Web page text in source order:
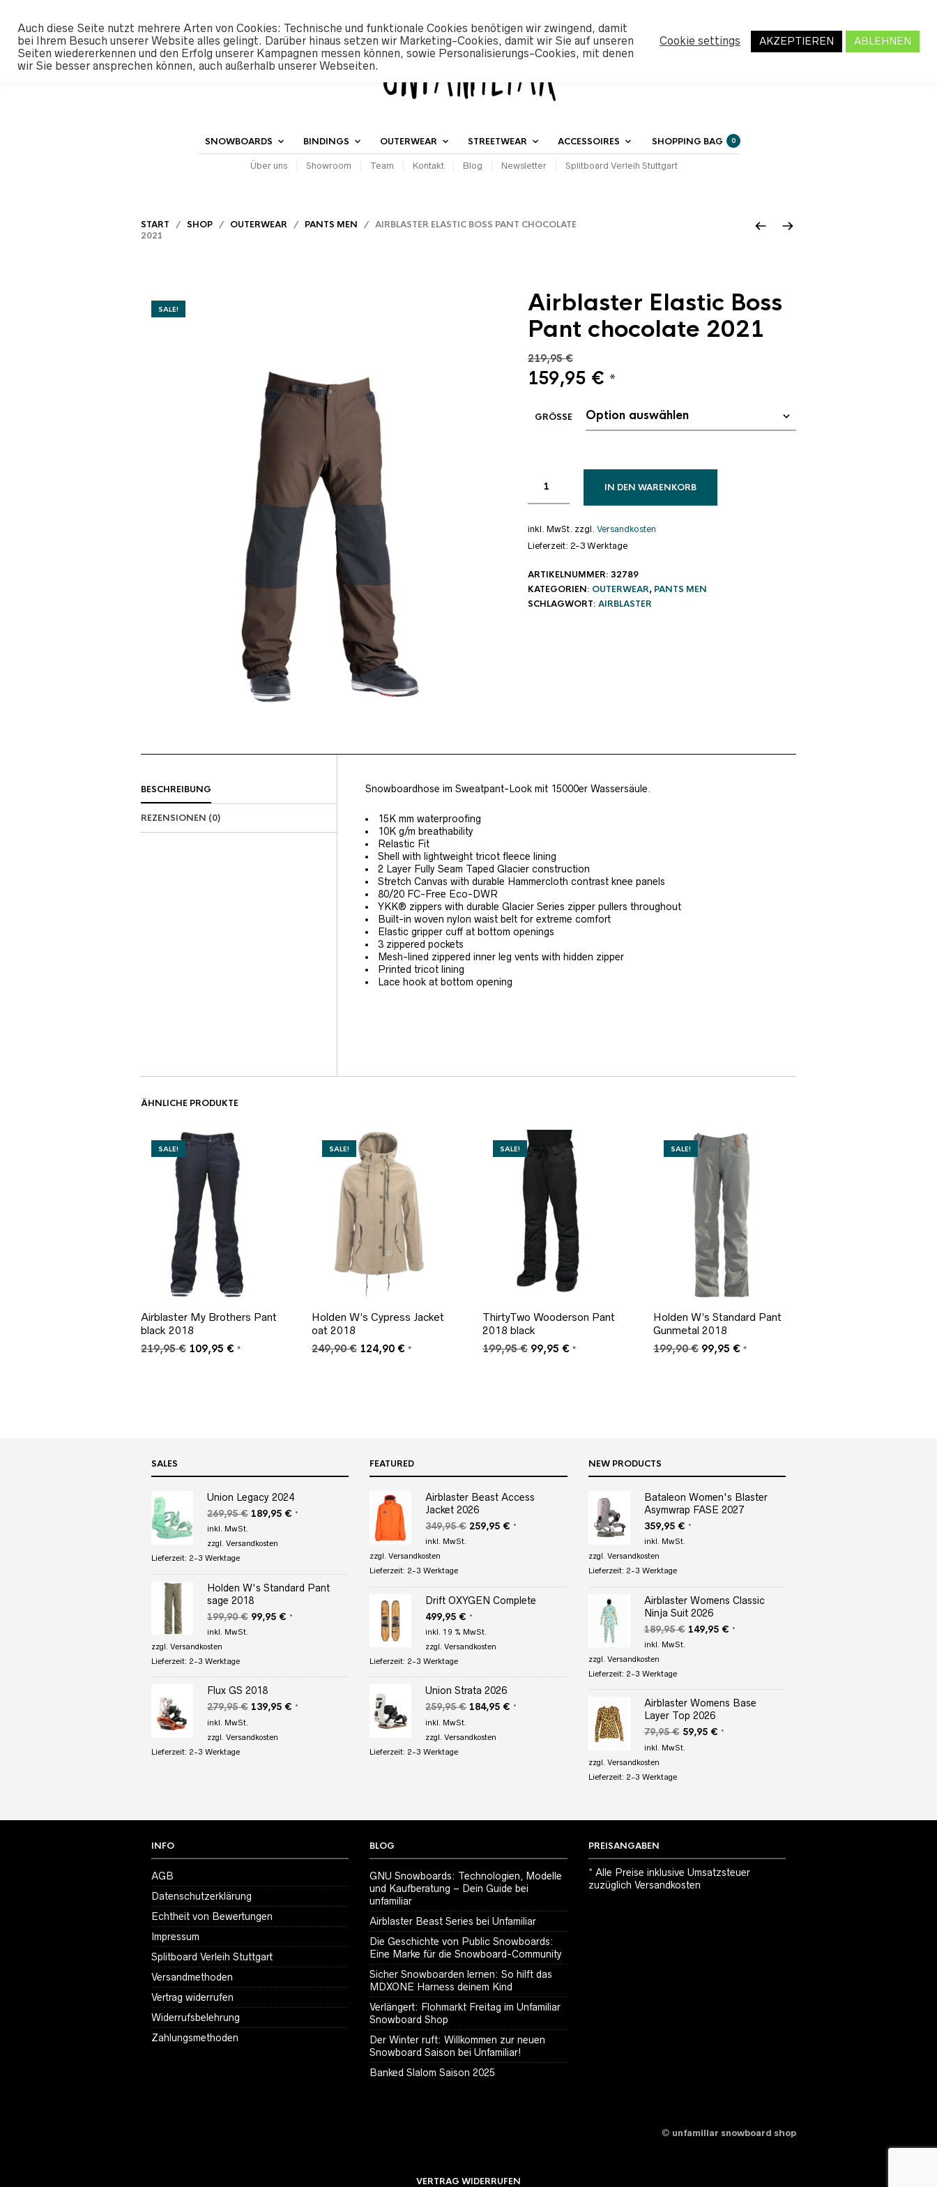
SNOWBOARDS BINDINGS OUTERWEAR STREETWEAR ACCESSOIRES SHOPPING BAG 0
Über uns Showroom Team Kontakt Blog Newsletter Splitboard Verleih Stuttgart
START / SHOP / OUTERWEAR / PANTS MEN / AIRBLASTER ELASTIC BOSS PANT CHOCOLATE
2021
SALE!
Airblaster Elastic Boss
Pant chocolate 2021
219,95€
Ursprünglicher
war:
219,95 €
159,95 €Aktueller
ist:
159,95 €.
*
GRÖSSE
IN DEN WARENKORB
inkl. MwSt. zzgl. Versandkosten
Lieferzeit: 2-3 Werktage
ARTIKELNUMMER: 32789
KATEGORIEN: OUTERWEAR, PANTS MEN
SCHLAGWORT: AIRBLASTER
BESCHREIBUNG
REZENSIONEN (0)
Snowboardhose im Sweatpant-Look mit 15000er Wassersäule.
15K mm waterproofing
10K g/m breathability
Relastic Fit
Shell with lightweight tricot fleece lining
2 Layer Fully Seam Taped Glacier construction
Stretch Canvas with durable Hammercloth contrast knee panels
80/20 FC-Free Eco-DWR
YKK® zippers with durable Glacier Series zipper pullers throughout
Built-in woven nylon waist belt for extreme comfort
Elastic gripper cuff at bottom openings
3 zippered pockets
Mesh-lined zippered inner leg vents with hidden zipper
Printed tricot lining
Lace hook at bottom opening
ÄHNLICHE PRODUKTE
SALE!
Airblaster My Brothers Pant
black 2018
219,95€ Ursprünglicher
109,95 €Aktueller
*
SALE!
Holden W’s Cypress Jacket
oat 2018
249,90€ Ursprünglicher
124,90 €Aktueller
*
SALE!
ThirtyTwo Wooderson Pant
2018 black
199,95€ Ursprünglicher
99,95 €Aktueller
*
SALE!
Holden W’s Standard Pant
Gunmetal 2018
199,90€ Ursprünglicher
99,95 €Aktueller
*
SALES
Union Legacy 2024
269,95€ Ursprünglicher
189,95 € Aktueller
*
inkl. MwSt.
zzgl. Versandkosten
Lieferzeit: 2-3 Werktage
Holden W's Standard Pant
sage 2018
199,90€ Ursprünglicher
99,95 € Aktueller
*
inkl. MwSt.
zzgl. Versandkosten
Lieferzeit: 2-3 Werktage
Flux GS 2018
279,95€ Ursprünglicher
279,95 €
139,95 € Aktueller
*
inkl. MwSt.
zzgl. Versandkosten
Lieferzeit: 2-3 Werktage
FEATURED
Airblaster Beast Access
Jacket 2026
349,95€ Ursprünglicher
259,95 € Aktueller
*
inkl. MwSt.
zzgl.Versandkosten
Lieferzeit: 2-3 Werktage
Drift OXYGEN Complete
499,95 € *
inkl. 19 % MwSt.
zzgl.Versandkosten
Lieferzeit: 2-3 Werktage
Union Strata 2026
259,95€ Ursprünglicher
259,95 €
184,95 € Aktueller
*
inkl. MwSt.
zzgl.Versandkosten
Lieferzeit: 2-3 Werktage
NEW PRODUCTS
Bataleon Women's Blaster
Asymwrap FASE 2027
359,95 € *
inkl. MwSt.
zzgl. Versandkosten
Lieferzeit: 2-3 Werktage
Airblaster Womens Classic
Ninja Suit 2026
189,95€ Ursprünglicher
149,95 €Aktueller
*
inkl. MwSt.
zzgl. Versandkosten
Lieferzeit: 2-3 Werktage
Airblaster Womens Base
Layer Top 2026
79,95€ Ursprünglicher
Preis
59,95 €Aktueller
*
inkl. MwSt.
zzgl. Versandkosten
Lieferzeit: 2-3 Werktage
INFO
AGB
Datenschutzerklärung
Echtheit von Bewertungen
Impressum
Splitboard Verleih Stuttgart
Versandmethoden
Vertrag widerrufen
Widerrufsbelehrung
Zahlungsmethoden
BLOG
GNU Snowboards: Technologien, Modelle
und Kaufberatung – Dein Guide bei
unfamiliar
Airblaster Beast Series bei Unfamiliar
Die Geschichte von Public Snowboards:
Eine Marke für die Snowboard-Community
Sicher Snowboarden lernen: So hilft das
MDXONE Harness deinem Kind
Verlängert: Flohmarkt Freitag im Unfamiliar
Snowboard Shop
Der Winter ruft: Willkommen zur neuen
Snowboard Saison bei Unfamiliar!
Banked Slalom Saison 2025
PREISANGABEN
* Alle Preise inklusive Umsatzsteuer
zuzüglich Versandkosten
© unfamiliar snowboard shop
VERTRAG WIDERRUFEN
Auch diese Seite nutzt mehrere Arten von Cookies: Technische und funktionale Cookies benötigen wir zwingend, damit
bei Ihrem Besuch unserer Website alles gelingt. Darüber hinaus setzen wir Marketing-Cookies, damit wir Sie auf unseren
Seiten wiedererkennen und den Erfolg unserer Kampagnen messen können, sowie Personalisierungs-Cookies, mit denen
wir Sie besser ansprechen können, auch außerhalb unserer Webseiten.
Cookie settings AKZEPTIEREN ABLEHNEN